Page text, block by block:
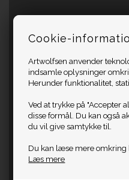
Cookie-
Artwolfsen anvender
indsamle oplysninger
Herunder funktionalitet,
Ved at trykke på "Accepter
disse formål. Du kan også
du vil give samtykke til.
Du kan læse mere omkring
Læs mere